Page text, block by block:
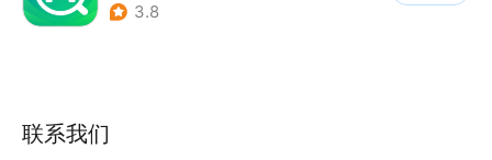
3.8
联系我们